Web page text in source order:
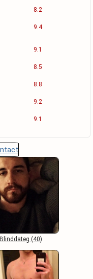
8.2
9.4
9.1
8.5
8.8
9.2
9.1
Blinddateg (40)